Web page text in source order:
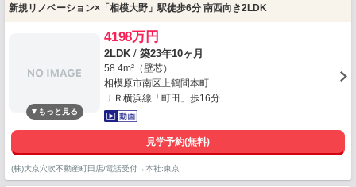
新規リノベーション×「相模大野」駅徒歩6分 南西向き2LDK
4198万円
2LDK / 築23年10ヶ月
58.4m²（壁芯）
相模原市南区上鶴間本町
ＪＲ横浜線「町田」歩16分
見学予約(無料)
(株)大京穴吹不動産町田店/電話受付→本社:東京